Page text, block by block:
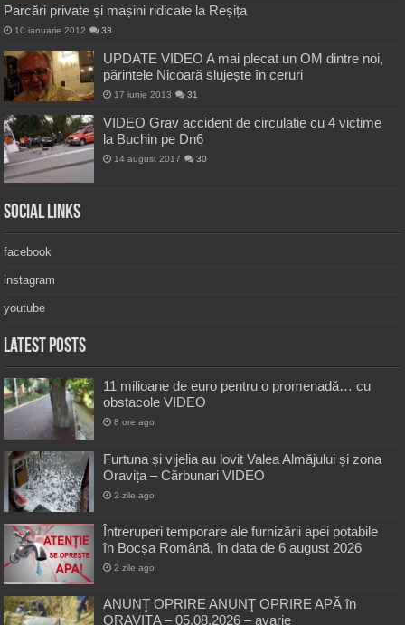
Parcări private și mașini ridicate la Reșița
10 ianuarie 2012 33
UPDATE VIDEO A mai plecat un OM dintre noi,
părintele Nicoară slujește în ceruri
17 iunie 2013 31
VIDEO Grav accident de circulatie cu 4 victime
la Buchin pe Dn6
14 august 2017 30
Social Links
facebook
instagram
youtube
Latest Posts
11 milioane de euro pentru o promenadă… cu
obstacole VIDEO
8 ore ago
Furtuna și vijelia au lovit Valea Almăjului și zona
Oravița – Cărbunari VIDEO
2 zile ago
Întreruperi temporare ale furnizării apei potabile
în Bocșa Română, în data de 6 august 2026
2 zile ago
ANUNŢ OPRIRE ANUNŢ OPRIRE APĂ în
ORAVIȚA – 05.08.2026 – avarie